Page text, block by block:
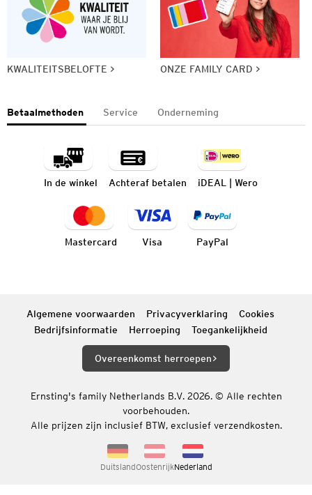
KWALITEITSBELOFTE ONZE FAMILY CARD
Betaalmethoden Service Onderneming
In de winkel Achteraf betalen iDEAL | Wero
Mastercard Visa PayPal
Algemene voorwaarden Privacyverklaring
Cookies
Bedrijfsinformatie
Herroeping Toegankelijkheid
Overeenkomst herroepen
Ernsting's family Netherlands B.V. 2026. © Alle rechten
voorbehouden.
Alle prijzen zijn inclusief BTW, exclusief verzendkosten.
DuitslandOostenrijkNederland